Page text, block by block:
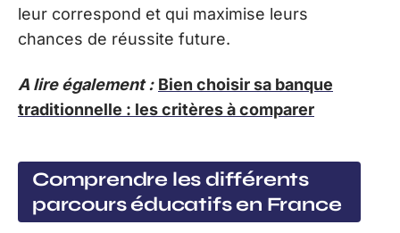
leur correspond et qui maximise leurs
chances de réussite future.
A lire également : Bien choisir sa banque
traditionnelle : les critères à comparer
Comprendre les différents
parcours éducatifs en France